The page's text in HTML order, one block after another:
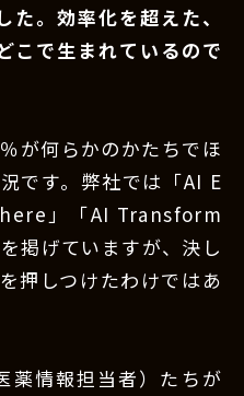
。効率化を超えた、
こで生まれているので
が何らかのかたちでほ
です。弊社では「AI E
」「AI Transform
掲げていますが、決し
押しつけたわけではあ
薬情報担当者）たちが